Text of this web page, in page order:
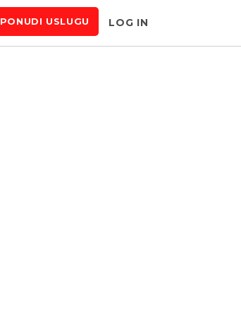
PONUDI USLUGU LOG IN